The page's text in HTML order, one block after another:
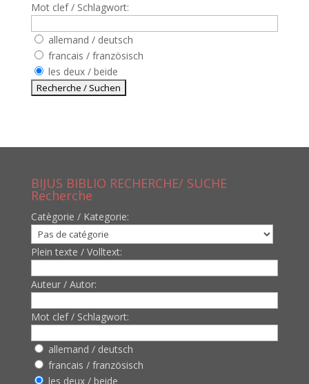
Mot clef / Schlagwort:
allemand / deutsch
francais / französisch
les deux / beide
BIJUS BIBLIO RECHERCHE/ SUCHE
Recherche
Catègorie / Kategorie:
Plein texte / Volltext:
Auteur / Autor:
Mot clef / Schlagwort:
allemand / deutsch
francais / französisch
les deux / beide